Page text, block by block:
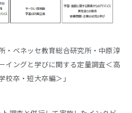
・ベネッセ教育総合研究所・中原淳
イングと学びに関する定量調査＜高
校卒・短大卒編＞」